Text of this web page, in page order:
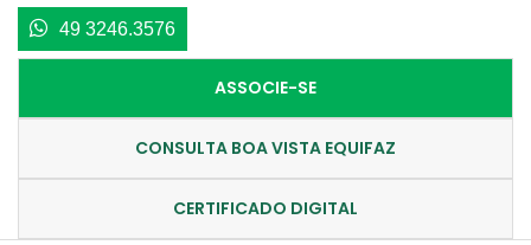
49 3246.3576
ASSOCIE-SE
CONSULTA BOA VISTA EQUIFAZ
CERTIFICADO DIGITAL